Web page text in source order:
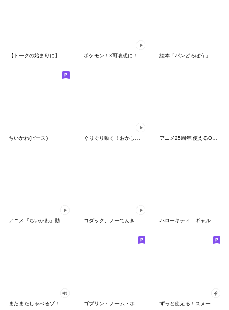
絵本「パンどろぼう」
ちいかわ(ピース) アニメ25周年!使えるONE PIECEスタンプ
アニメ『ちいかわ』動くLINEスタンプ vol.2 コダック、ノーてんきに悩み中！ ハローキティ ギャルバイブス♡